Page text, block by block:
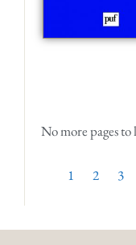
No more pages to
1 2 3